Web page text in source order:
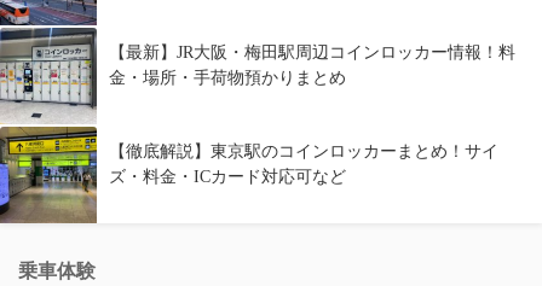
【最新】JR大阪・梅田駅周辺コインロッカー情報！料
金・場所・手荷物預かりまとめ
【徹底解説】東京駅のコインロッカーまとめ！サイ
ズ・料金・ICカード対応可など
乗車体験